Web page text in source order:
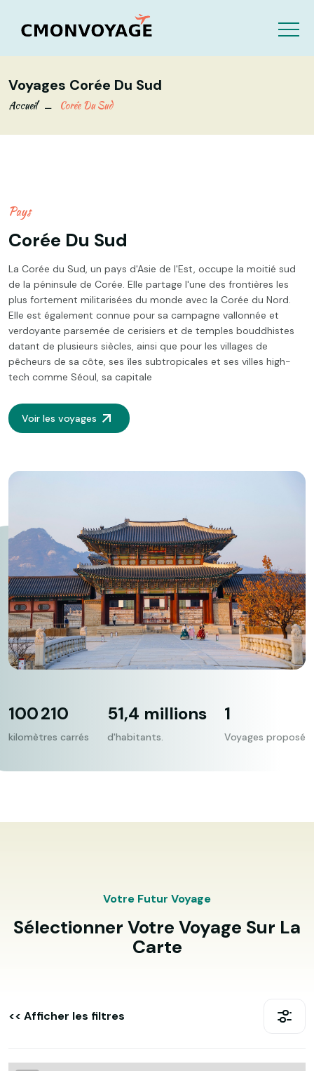
Voyages Corée Du Sud
Accueil Corée Du Sud
Pays
Corée Du Sud
La Corée du Sud, un pays d'Asie de l'Est, occupe la moitié sud
de la péninsule de Corée. Elle partage l'une des frontières les
plus fortement militarisées du monde avec la Corée du Nord.
Elle est également connue pour sa campagne vallonnée et
verdoyante parsemée de cerisiers et de temples bouddhistes
datant de plusieurs siècles, ainsi que pour les villages de
pêcheurs de sa côte, ses îles subtropicales et ses villes high-
tech comme Séoul, sa capitale
Voir les voyages
100 210
kilomètres carrés
51,4 millions
d'habitants.
1
Voyages proposé
Votre Futur Voyage
Sélectionner Votre Voyage Sur La
Carte
<< Afficher les filtres